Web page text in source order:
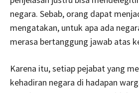
negara. Sebab, orang dapat
mengatakan, untuk apa ada
merasa bertanggung jawab atas
Karena itu, setiap pejabat yang
kehadiran negara di hadapan